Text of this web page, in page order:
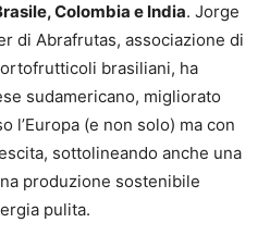
Colombia e India. Jorge
di Abrafrutas, associazione di
brasiliani, ha
sudamericano, migliorato
l’Europa (e non solo) ma con
sottolineando anche una
produzione sostenibile
pulita.